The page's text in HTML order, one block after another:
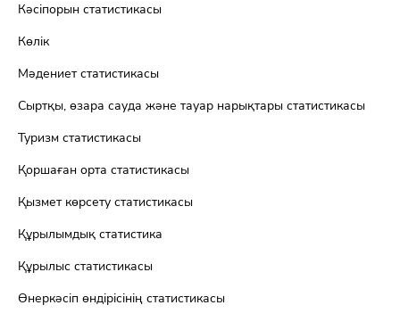
Кәсіпорын статистикасы
Көлік
Мәдениет статистикасы
Сыртқы, өзара сауда және тауар нарықтары статистикасы
Туризм статистикасы
Қоршаған орта статистикасы
Қызмет көрсету статистикасы
Құрылымдық статистика
Құрылыс статистикасы
Өнеркәсіп өндірісінің статистикасы